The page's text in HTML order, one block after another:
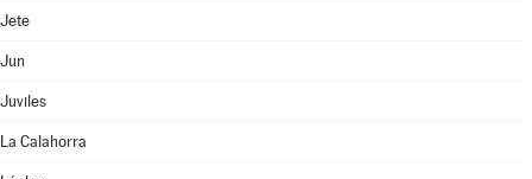
Jete
Jun
Juviles
La Calahorra